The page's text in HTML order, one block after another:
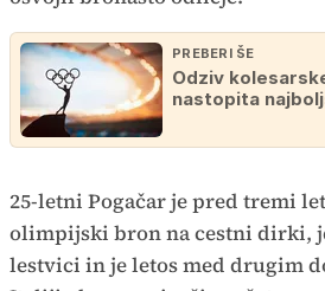
PREBERI ŠE
Odziv
nastopita
25-letni Pogačar je pred tremi
olimpijski bron na cestni dirki,
lestvici in je letos med drugim